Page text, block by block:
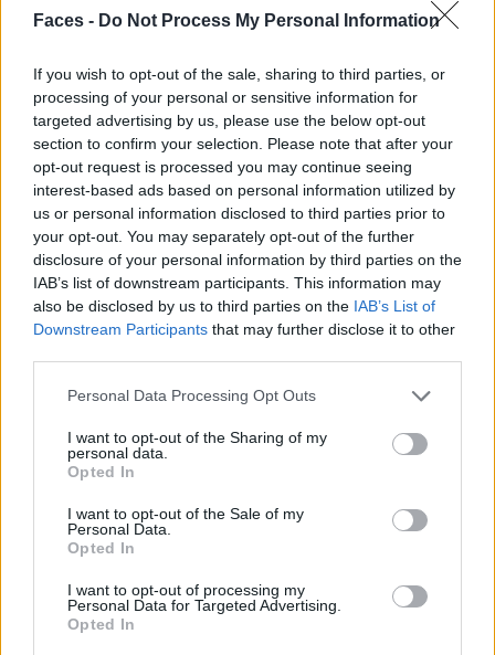
Faces - Do Not Process My Personal Information
If you wish to opt-out of the sale, sharing to third parties, or
processing of your personal or sensitive information for
targeted advertising by us, please use the below opt-out
section to confirm your selection. Please note that after your
opt-out request is processed you may continue seeing
interest-based ads based on personal information utilized by
us or personal information disclosed to third parties prior to
your opt-out. You may separately opt-out of the further
disclosure of your personal information by third parties on the
IAB’s list of downstream participants. This information may
also be disclosed by us to third parties on the IAB’s List of
Downstream Participants that may further disclose it to other
Personal Data Processing Opt Outs
I want to opt-out of the Sharing of my
personal data.
Opted In
I want to opt-out of the Sale of my
Personal Data.
Opted In
I want to opt-out of processing my
Personal Data for Targeted Advertising.
Opted In
VERWANDTE ARTIKEL
LIVING
HOUSE OF COLORS: JU SCHNEE BEI BETTER GO SOUTH
LIVING